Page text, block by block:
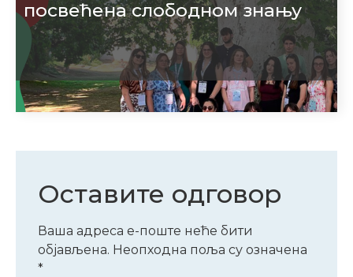
посвећена слободном знању
Оставите одговор
Ваша адреса е-поште неће бити
објављена. Неопходна поља су означена
*